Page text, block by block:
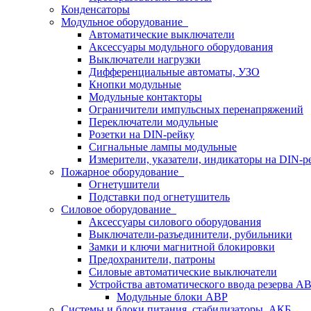
Конденсаторы
Модульное оборудование
Автоматические выключатели
Аксессуары модульного оборудования
Выключатели нагрузки
Дифференциальные автоматы, УЗО
Кнопки модульные
Модульные контакторы
Ограничители импульсных перенапряжений
Переключатели модульные
Розетки на DIN-рейку
Сигнальные лампы модульные
Измерители, указатели, индикаторы на DIN-
Пожарное оборудование
Огнетушители
Подставки под огнетушитель
Силовое оборудование
Аксессуары силового оборудования
Выключатели-разъединители, рубильники
Замки и ключи магнитной блокировки
Предохранители, патроны
Силовые автоматические выключатели
Устройства автоматического ввода резерва
Модульные блоки АВР